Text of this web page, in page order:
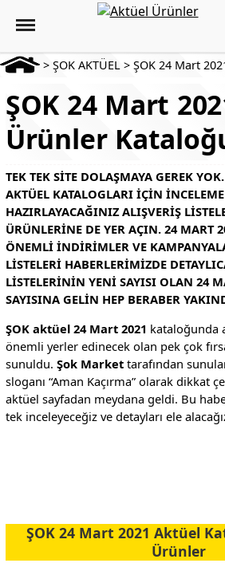
> ŞOK AKTÜEL > ŞOK 24 Mart
ŞOK 24 Mart
Ürünler
TEK TEK SITE DOLAŞMAYA GEREK
AKTÜEL KATALOGLARI IÇIN
HAZIRLAYACAĞINIZ ALIŞVERIŞ
ÜRÜNLERINE DE YER AÇIN. 24 MART
ÖNEMLI INDIRIMLER VE
LISTELERI HABERLERIMIZDE
LISTELERININ YENI SAYISI OLAN 24
SAYISINA GELIN HEP BERABER
ŞOK aktüel 24 Mart 2021 kataloğunda
önemli yerler edinecek olan pek çok
sunuldu. Şok Markettarafından
sloganı “Aman Kaçırma” olarak dikkat
aktüel sayfadan meydana geldi. Bu
tek inceleyeceğiz ve detayları ele
ŞOK 24 Mart 2021 Aktüel
Ürünler